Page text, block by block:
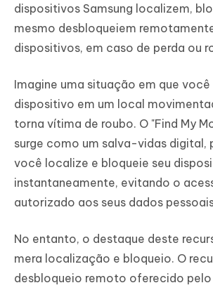
dispositivos Samsung localizem,
mesmo desbloqueiem
dispositivos, em caso de perda ou
Imagine uma situação em que você
dispositivo em um local
torna vítima de roubo. O "Find My
surge como um salva-vidas digital,
você localize e bloqueie seu
instantaneamente, evitando o
autorizado aos seus dados
No entanto, o destaque deste
mera localização e bloqueio. O
desbloqueio remoto oferecido pelo